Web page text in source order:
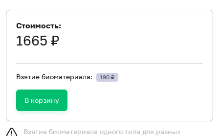
Стоимость:
1665 ₽
Взятие биоматериала: 190 ₽
В корзину
Взятие биоматериала одного типа для разных